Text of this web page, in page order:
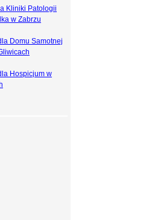
Kliniki Patologii
w Zabrzu
Domu Samotnej
Hospicjum w